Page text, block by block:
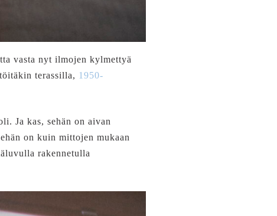
vasta nyt ilmojen kylmettyä
terassilla, 1950-
Ja kas, sehän on aivan
on kuin mittojen mukaan
rakennetulla